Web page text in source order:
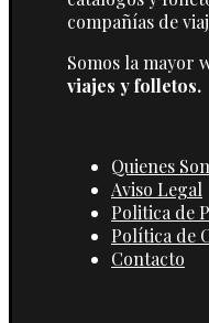
compañías de
Somos la mayor
viajes y folletos.
Quienes
Aviso Legal
Politica de
Política de
Contacto